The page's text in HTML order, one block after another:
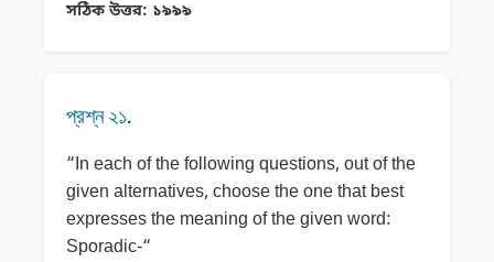
সঠিক উত্তর: ১৯৯৯
প্রশ্ন ২১.
“In each of the following questions, out of the
given alternatives, choose the one that best
expresses the meaning of the given word:
Sporadic-“